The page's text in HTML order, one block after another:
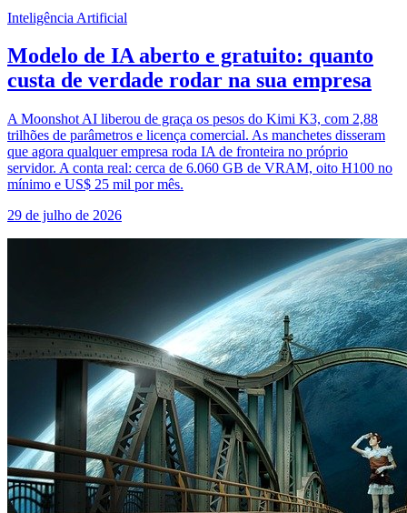
Inteligência Artificial
Modelo de IA aberto e gratuito: quanto
custa de verdade rodar na sua empresa
A Moonshot AI liberou de graça os pesos do Kimi K3, com 2,88
trilhões de parâmetros e licença comercial. As manchetes disseram
que agora qualquer empresa roda IA de fronteira no próprio
servidor. A conta real: cerca de 6.060 GB de VRAM, oito H100 no
mínimo e US$ 25 mil por mês.
29 de julho de 2026